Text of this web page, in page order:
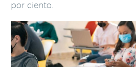
por ciento.